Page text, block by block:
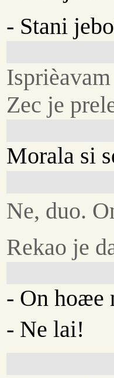
- Stani
Zec je
Morala si
Ne, duo.
Rekao je
- On hoæe
- Ne lai!